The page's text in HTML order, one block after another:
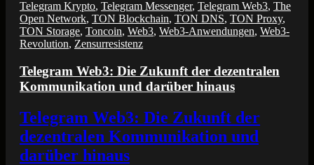
Telegram Krypto, Telegram Messenger, Telegram Web3, The
Open Network, TON Blockchain, TON DNS, TON Proxy,
TON Storage, Toncoin, Web3, Web3-Anwendungen, Web3-
Revolution, Zensurresistenz
Telegram Web3: Die Zukunft der dezentralen
Kommunikation und darüber hinaus
Telegram Web3: Die Zukunft der
dezentralen Kommunikation und
darüber hinaus